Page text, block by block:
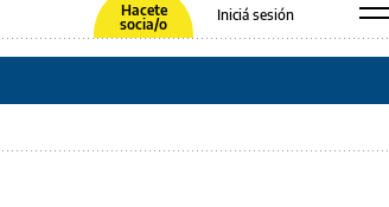
Hacete
socia/o
Iniciá sesión